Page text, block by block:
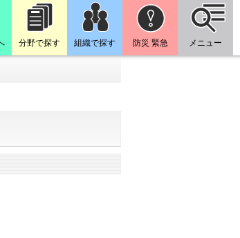
分野で探す 組織で探す 防災 緊急 メニュー